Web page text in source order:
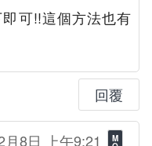
可!!這個方法也有
回覆
8日 上午9:21